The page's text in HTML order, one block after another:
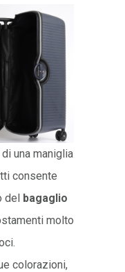
una maniglia
consente
del bagaglio
molto
colorazioni,